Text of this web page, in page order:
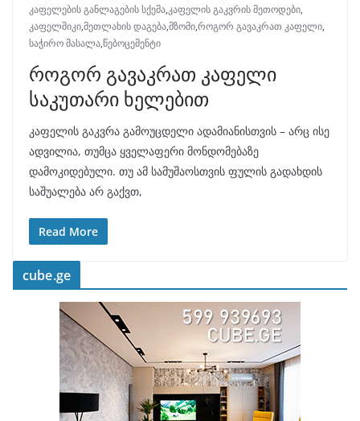
კაფელების განლაგების სქემა,კაფელის გაკვრის მეთოდები,
კაფელშიკი,მეთლახის დაგება,მზომი,როგორ გავაკრათ კაფელი,
საჭირო მასალა,წებოცემენტი
როგორ გავაკრათ კაფელი
საკუთარი ხელებით
კაფელის გაკვრა გამოუცდელი ადამიანისთვის – არც ისე
ადვილია, თუმცა ყველაფერი მონდომებაზე
დამოკიდებული. თუ ამ სამუშაოსთვის ფულის გადახდის
საშუალება არ გაქვთ,
Read More
cube.ge